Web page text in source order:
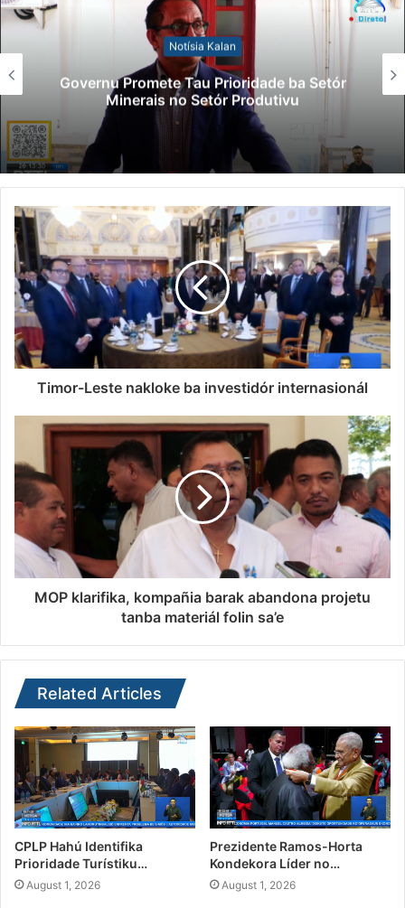
Notísia Kalan
Lei Siberseguransa Ajuda Autoridade
Polisiál Kaptura Autór Kriminozu ho
Paradeiru Iha Estranjeiru
Timor-Leste nakloke ba investidór internasionál
MOP klarifika, kompañia barak abandona projetu
tanba materiál folin sa’e
Related Articles
CPLP Hahú Identifika
Prioridade Turístiku…
August 1, 2026
Prezidente Ramos-Horta
Kondekora Líder no…
August 1, 2026